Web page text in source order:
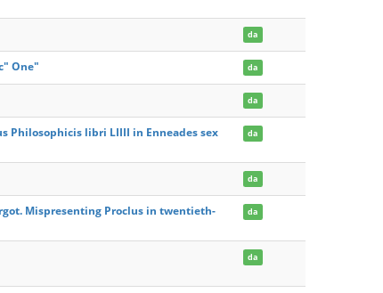
da
One" da
da
Philosophicis libri LIIII in Enneades sex
da
da
Mispresenting Proclus in twentieth-
da
da